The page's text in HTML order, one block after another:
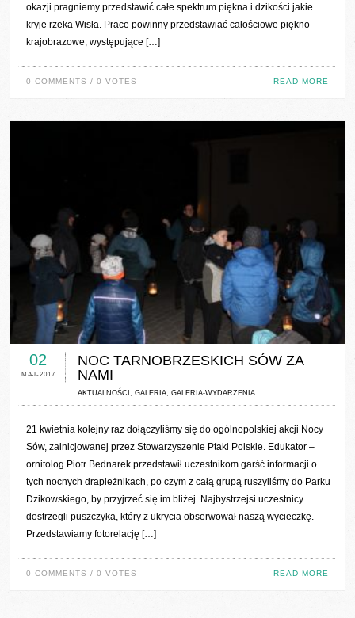
okazji pragniemy przedstawić całe spektrum piękna i dzikości jakie
kryje rzeka Wisła. Prace powinny przedstawiać całościowe piękno
krajobrazowe, występujące […]
0 COMMENTS / 0 VOTES READ MORE
0 COMMENTS / 0 VOTES
02
MAJ-2017
NOC TARNOBRZESKICH SÓW ZA
NAMI
AKTUALNOŚCI ,GALERIA ,GALERIA-WYDARZENIA
21 kwietnia kolejny raz dołączyliśmy się do ogólnopolskiej akcji Nocy
Sów, zainicjowanej przez Stowarzyszenie Ptaki Polskie. Edukator –
ornitolog Piotr Bednarek przedstawił uczestnikom garść informacji o
tych nocnych drapieżnikach, po czym z całą grupą ruszyliśmy do Parku
Dzikowskiego, by przyjrzeć się im bliżej. Najbystrzejsi uczestnicy
dostrzegli puszczyka, który z ukrycia obserwował naszą wycieczkę.
Przedstawiamy fotorelację […]
0 COMMENTS / 0 VOTES READ MORE